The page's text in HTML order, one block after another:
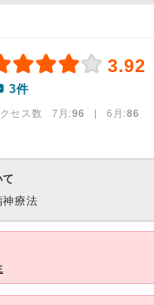
3.92
3件
セス数 7月:96 | 6月:86
神療法